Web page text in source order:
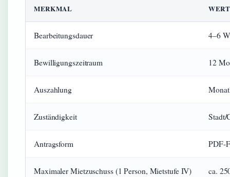
MERKMAL
Bearbeitungsdauer 4–6
Bewilligungszeitraum 12
Auszahlung
Zuständigkeit Stadt/
Antragsform PDF-
Maximaler Mietzuschuss (1 Person, Mietstufe IV) ca.